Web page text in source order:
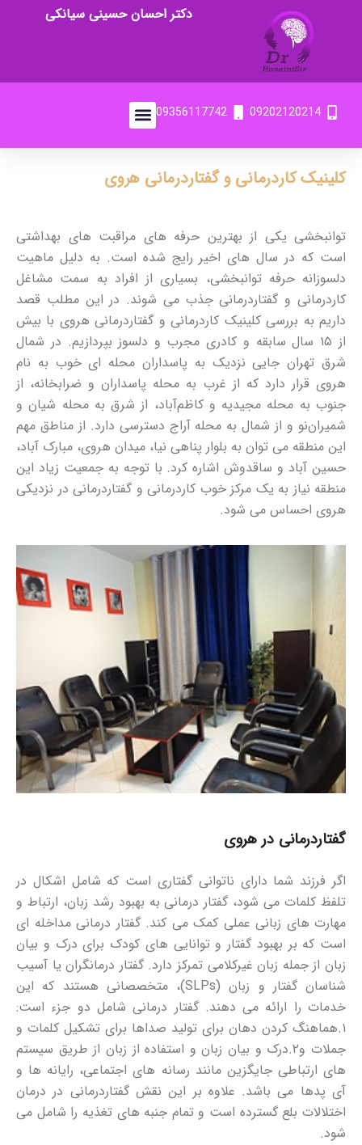
دکتر احسان حسینی سیانکی
09202120214
09356117742
کلینیک کاردرمانی و گفتاردرمانی هروی
توانبخشی یکی از بهترین حرفه های مراقبت های بهداشتی
است که در سال های اخیر رایج شده است. به دلیل ماهیت
دلسوزانه حرفه توانبخشی، بسیاری از افراد به سمت مشاغل
کاردرمانی و گفتاردرمانی جذب می شوند. در این مطلب قصد
داریم به بررسی کلینیک کاردرمانی و گفتاردرمانی هروی با بیش
از ۱۵ سال سابقه و کادری مجرب و دلسوز بپردازیم.
در شمال
شرق تهران جایی نزدیک به پاسداران محله ای خوب به نام
هروی قرار دارد که از غرب به محله پاسداران و ضرابخانه، از
جنوب به محله مجیدیه و کاظم‌آباد، از شرق به محله شیان و
شمیران‌نو و از شمال به محله آراج دسترسی دارد. از مناطق مهم
این منطقه می توان به بلوار پناهی نیا، میدان هروی، مبارک آباد،
حسین آباد و ساقدوش اشاره کرد. با توجه به جمعیت زیاد این
منطقه نیاز به یک مرکز خوب کاردرمانی و گفتاردرمانی در نزدیکی
هروی احساس می شود.
گفتاردرمانی در هروی
اگر فرزند شما دارای ناتوانی گفتاری است که شامل اشکال در
تلفظ کلمات می شود، گفتار درمانی به بهبود رشد زبان، ارتباط و
مهارت های زبانی عملی کمک می کند. گفتار درمانی مداخله ای
است که بر بهبود گفتار و توانایی های کودک برای درک و بیان
زبان از جمله زبان غیرکلامی تمرکز دارد. گفتار درمانگران یا آسیب
شناسان گفتار و زبان (SLPs)، متخصصانی هستند که این
خدمات را ارائه می دهند. گفتار درمانی شامل دو جزء است:
۱.هماهنگ کردن دهان برای تولید صداها برای تشکیل کلمات و
جملات و۲.درک و بیان زبان و استفاده از زبان از طریق سیستم
های ارتباطی جایگزین مانند رسانه های اجتماعی، رایانه ها و
آی پدها می باشد. علاوه بر این نقش گفتاردرمانی در درمان
اختلالات بلع گسترده است و تمام جنبه های تغذیه را شامل می
شود.